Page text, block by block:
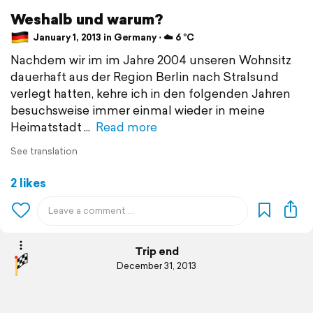
Weshalb und warum?
January 1, 2013 in Germany ⋅ ☁️ 6 °C
Nachdem wir im im Jahre 2004 unseren Wohnsitz
dauerhaft aus der Region Berlin nach Stralsund
verlegt hatten, kehre ich in den folgenden Jahren
besuchsweise immer einmal wieder in meine
Heimatstadt
Read more
See translation
2 likes
Trip end
December 31, 2013